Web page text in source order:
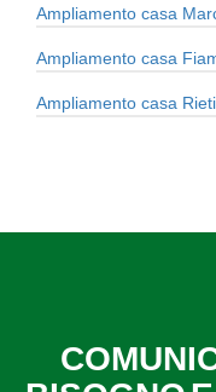
Ampliamento casa
Ampliamento casa
Ampliamento casa